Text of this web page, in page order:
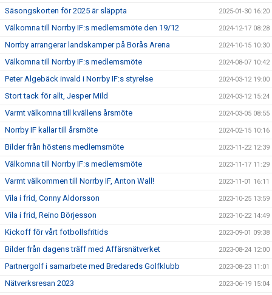
Säsongskorten för 2025 är släppta 2025-01-30 16:20
Välkomna till Norrby IF:s medlemsmöte den 19/12 2024-12-17 08:28
Norrby arrangerar landskamper på Borås Arena 2024-10-15 10:30
Välkomna till Norrby IF:s medlemsmöte 2024-08-07 10:42
Peter Algebäck invald i Norrby IF:s styrelse 2024-03-12 19:00
Stort tack för allt, Jesper Mild 2024-03-12 15:24
Varmt välkomna till kvällens årsmöte 2024-03-05 08:55
Norrby IF kallar till årsmöte 2024-02-15 10:16
Bilder från höstens medlemsmöte 2023-11-22 12:39
Välkomna till Norrby IF:s medlemsmöte 2023-11-17 11:29
Varmt välkommen till Norrby IF, Anton Wall! 2023-11-01 16:11
Vila i frid, Conny Aldorsson 2023-10-25 13:59
Vila i frid, Reino Börjesson 2023-10-22 14:49
Kickoff för vårt fotbollsfritids 2023-09-01 09:38
Bilder från dagens träff med Affärsnätverket 2023-08-24 12:00
Partnergolf i samarbete med Bredareds Golfklubb 2023-08-23 11:01
Nätverksresan 2023 2023-06-19 15:04